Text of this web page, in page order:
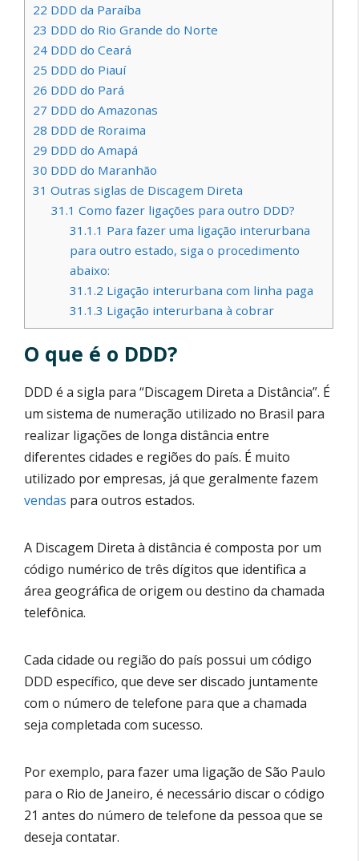
22 DDD da Paraíba
23 DDD do Rio Grande do Norte
24 DDD do Ceará
25 DDD do Piauí
26 DDD do Pará
27 DDD do Amazonas
28 DDD de Roraima
29 DDD do Amapá
30 DDD do Maranhão
31 Outras siglas de Discagem Direta
31.1 Como fazer ligações para outro DDD?
31.1.1 Para fazer uma ligação interurbana
para outro estado, siga o procedimento
abaixo:
31.1.2 Ligação interurbana com linha paga
31.1.3 Ligação interurbana à cobrar
O que é o DDD?
DDD é a sigla para “Discagem Direta a Distância”. É
um sistema de numeração utilizado no Brasil para
realizar ligações de longa distância entre
diferentes cidades e regiões do país. É muito
utilizado por empresas, já que geralmente fazem
vendas para outros estados.
A Discagem Direta à distância é composta por um
código numérico de três dígitos que identifica a
área geográfica de origem ou destino da chamada
telefônica.
Cada cidade ou região do país possui um código
DDD específico, que deve ser discado juntamente
com o número de telefone para que a chamada
seja completada com sucesso.
Por exemplo, para fazer uma ligação de São Paulo
para o Rio de Janeiro, é necessário discar o código
21 antes do número de telefone da pessoa que se
deseja contatar.